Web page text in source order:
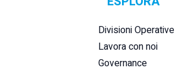
Divisioni Operative
Lavora con noi
Governance